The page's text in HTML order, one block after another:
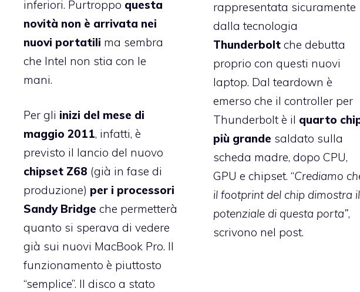
inferiori. Purtroppo questa
novità non è arrivata nei
nuovi portatili ma sembra
che Intel non stia con le
mani.
Per gli inizi del mese di
maggio 2011, infatti, è
previsto il lancio del nuovo
chipset Z68 (già in fase di
produzione) per i processori
Sandy Bridge che permetterà
quanto si sperava di vedere
già sui nuovi MacBook Pro. Il
funzionamento è piuttosto
“semplice”. Il disco a stato
rappresentata sicuramente
dalla tecnologia
Thunderboltche debutta
proprio con questi nuovi
laptop. Dal teardown è
emerso che il controller per
Thunderbolt è il quarto
più grande saldato sulla
scheda madre, dopo CPU,
GPU e chipset. “Crediamo
il footprint del chip dimostra il
potenziale di questa porta”,
scrivono nel post.